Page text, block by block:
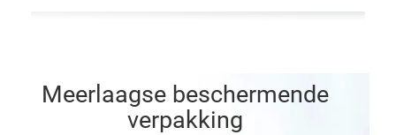
Meerlaagse beschermende
verpakking